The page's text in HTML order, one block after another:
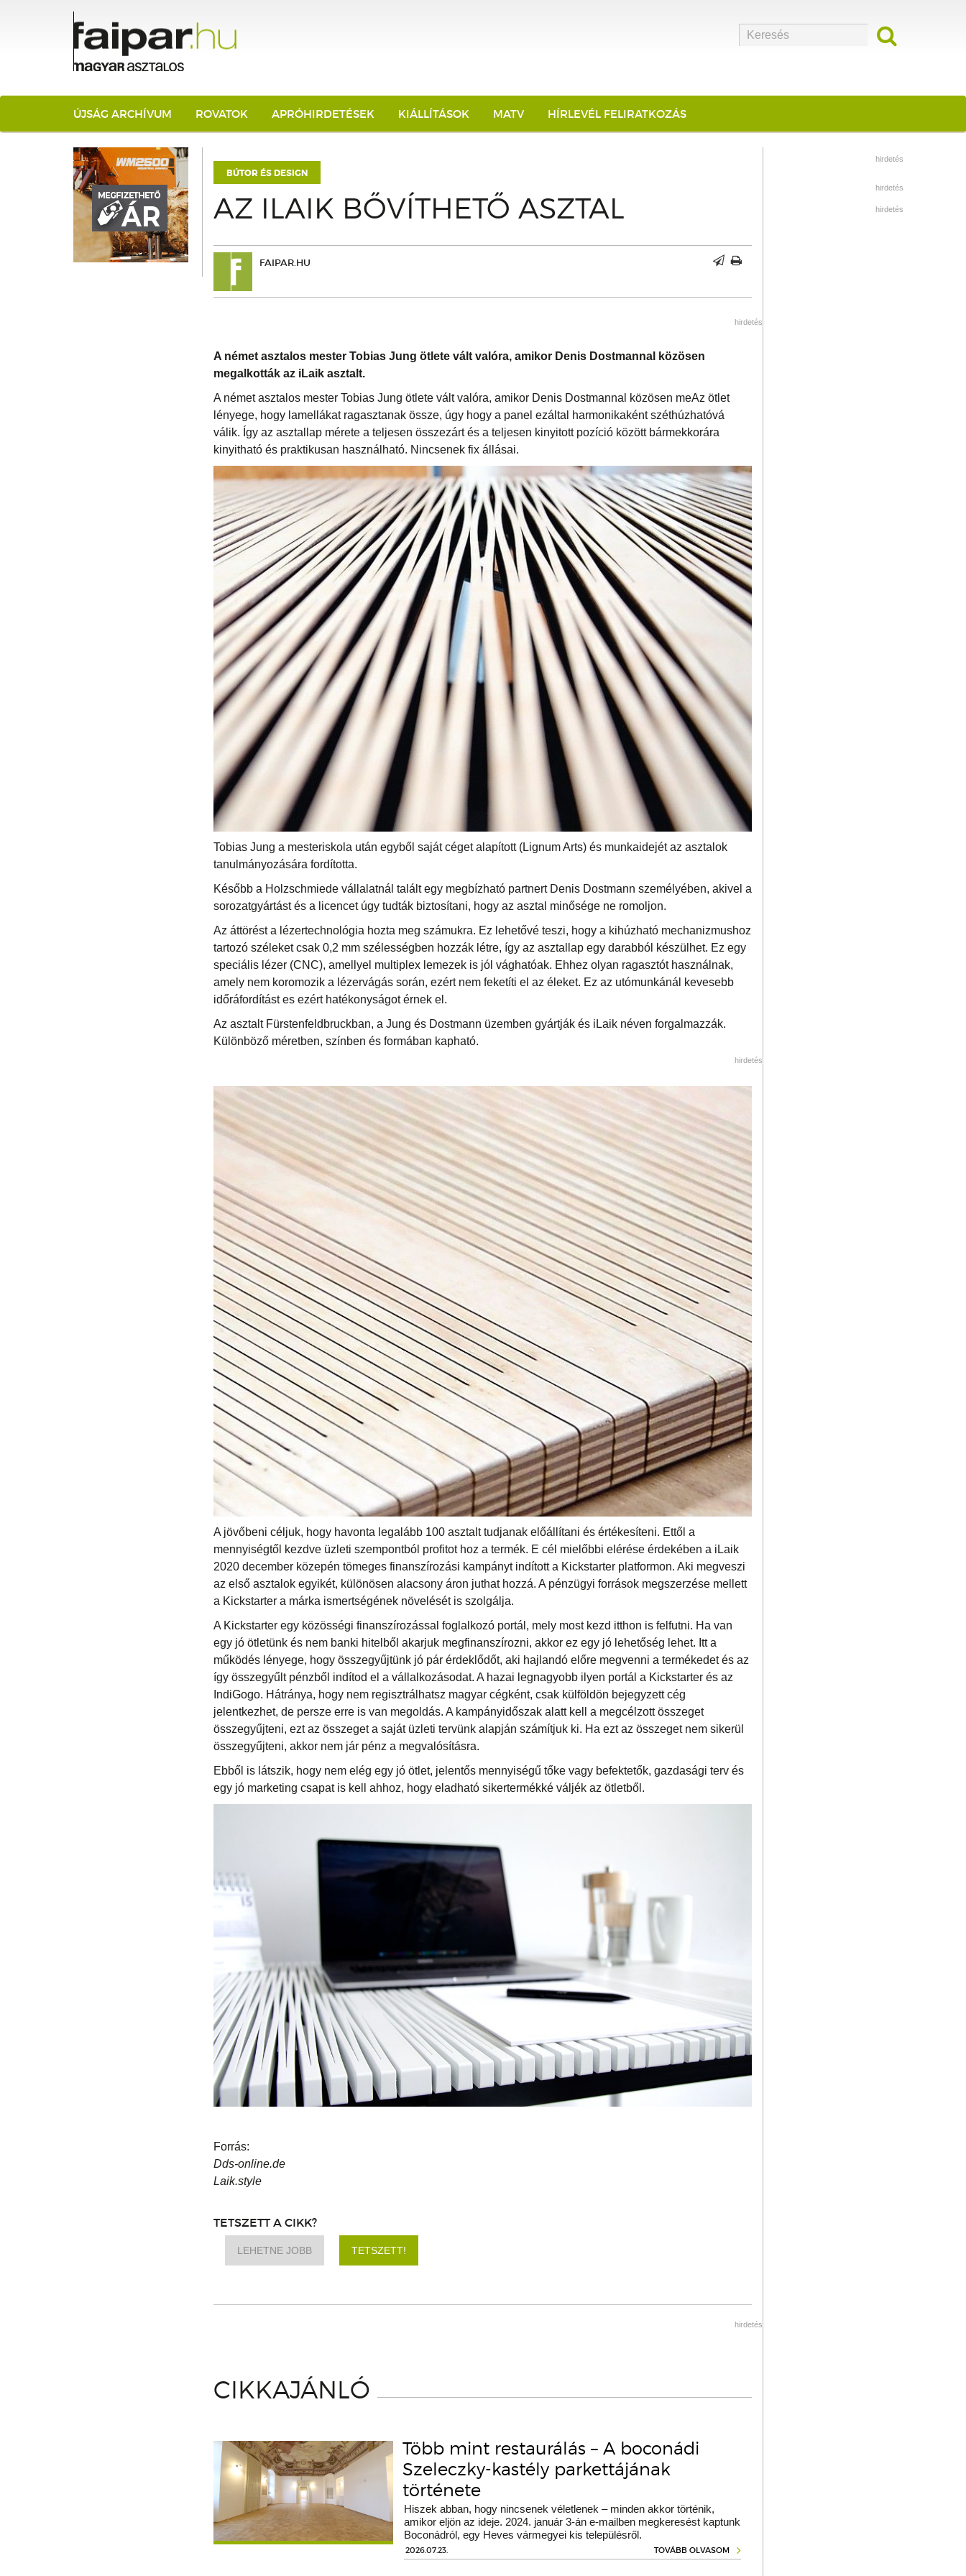
ÚJSÁG ARCHÍVUM ROVATOK APRÓHIRDETÉSEK KIÁLLÍTÁSOK MATV HÍRLEVÉL FELIRATKOZÁS
BÚTOR ÉS DESIGN
AZ ILAIK BŐVÍTHETŐ ASZTAL
FAIPAR.HU
hirdetés
A német asztalos mester Tobias Jung ötlete vált valóra, amikor Denis Dostmannal közösen
megalkották az iLaik asztalt.
A német asztalos mester Tobias Jung ötlete vált valóra, amikor Denis Dostmannal közösen meAz ötlet
lényege, hogy lamellákat ragasztanak össze, úgy hogy a panel ezáltal harmonikaként széthúzhatóvá
válik. Így az asztallap mérete a teljesen összezárt és a teljesen kinyitott pozíció között bármekkorára
kinyitható és praktikusan használható. Nincsenek fix állásai.
Tobias Jung a mesteriskola után egyből saját céget alapított (Lignum Arts) és munkaidejét az asztalok
tanulmányozására fordította.
Később a Holzschmiede vállalatnál talált egy megbízható partnert Denis Dostmann személyében, akivel a
sorozatgyártást és a licencet úgy tudták biztosítani, hogy az asztal minősége ne romoljon.
Az áttörést a lézertechnológia hozta meg számukra. Ez lehetővé teszi, hogy a kihúzható mechanizmushoz
tartozó széleket csak 0,2 mm szélességben hozzák létre, így az asztallap egy darabból készülhet. Ez egy
speciális lézer (CNC), amellyel multiplex lemezek is jól vághatóak. Ehhez olyan ragasztót használnak,
amely nem koromozik a lézervágás során, ezért nem feketíti el az éleket. Ez az utómunkánál kevesebb
időráfordítást es ezért hatékonyságot érnek el.
Az asztalt Fürstenfeldbruckban, a Jung és Dostmann üzemben gyártják és iLaik néven forgalmazzák.
Különböző méretben, színben és formában kapható.
hirdetés
A jövőbeni céljuk, hogy havonta legalább 100 asztalt tudjanak előállítani és értékesíteni. Ettől a
mennyiségtől kezdve üzleti szempontból profitot hoz a termék. E cél mielőbbi elérése érdekében a iLaik
2020 december közepén tömeges finanszírozási kampányt indított a Kickstarter platformon. Aki megveszi
az első asztalok egyikét, különösen alacsony áron juthat hozzá. A pénzügyi források megszerzése mellett
a Kickstarter a márka ismertségének növelését is szolgálja.
A Kickstarter egy közösségi finanszírozással foglalkozó portál, mely most kezd itthon is felfutni. Ha van
egy jó ötletünk és nem banki hitelből akarjuk megfinanszírozni, akkor ez egy jó lehetőség lehet. Itt a
működés lényege, hogy összegyűjtünk jó pár érdeklődőt, aki hajlandó előre megvenni a termékedet és az
így összegyűlt pénzből indítod el a vállalkozásodat. A hazai legnagyobb ilyen portál a Kickstarter és az
IndiGogo. Hátránya, hogy nem regisztrálhatsz magyar cégként, csak külföldön bejegyzett cég
jelentkezhet, de persze erre is van megoldás. A kampányidőszak alatt kell a megcélzott összeget
összegyűjteni, ezt az összeget a saját üzleti tervünk alapján számítjuk ki. Ha ezt az összeget nem sikerül
összegyűjteni, akkor nem jár pénz a megvalósításra.
Ebből is látszik, hogy nem elég egy jó ötlet, jelentős mennyiségű tőke vagy befektetők, gazdasági terv és
egy jó marketing csapat is kell ahhoz, hogy eladható sikertermékké váljék az ötletből.
Forrás:
Dds-online.de
Laik.style
TETSZETT A CIKK?
LEHETNE JOBB TETSZETT!
hirdetés
CIKKAJÁNLÓ
Több mint restaurálás – A boconádi
Szeleczky-kastély parkettájának
története
Hiszek abban, hogy nincsenek véletlenek – minden akkor történik,
amikor eljön az ideje. 2024. január 3-án e-mailben megkeresést kaptunk
Boconádról, egy Heves vármegyei kis településről.
2026.07.23. TOVÁBB OLVASOM
hirdetés
hirdetés
hirdetés